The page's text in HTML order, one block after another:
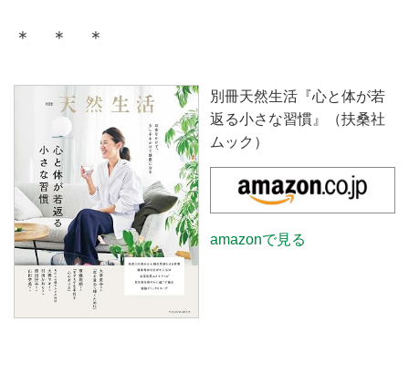
＊ ＊ ＊
別冊天然生活『心と体が若
返る小さな習慣』（扶桑社
ムック）
amazonで見る